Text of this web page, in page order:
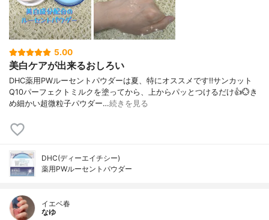
5.00
美白ケアが出来るおしろい
DHC薬用PWルーセントパウダーは夏、特にオススメです‼️サンカット
Q10パーフェクトミルクを塗ってから、上からパッとつけるだけ👍️💮き
め細かい超微粒子パウダー…続きを見る
DHC(ディーエイチシー)
薬用PWルーセントパウダー
イエベ春
なゆ